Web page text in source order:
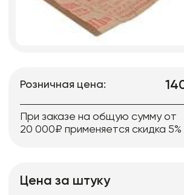
Розничная цена:
При заказе на общую сумму от
20 000₽ применяется скидка 5%
Цена за штуку